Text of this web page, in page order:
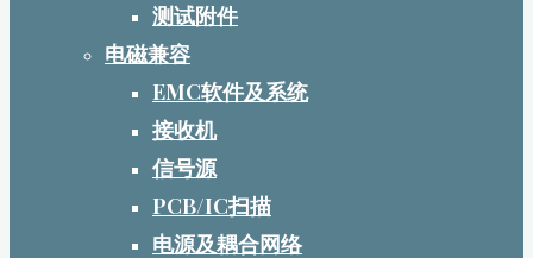
测试附件
电磁兼容
EMC软件及系统
接收机
信号源
PCB/IC扫描
电源及耦合网络